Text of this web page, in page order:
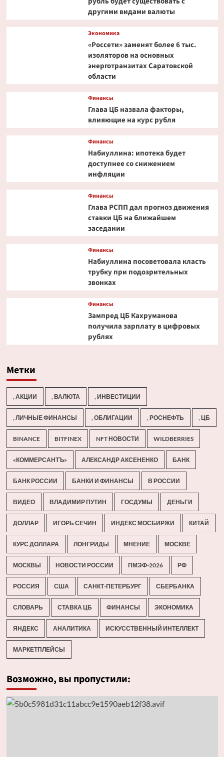
другими видами валюты
Экономика
«Россети» заменят более 6 тыс.
изоляторов на основных
энерготранзитах Саратовской
области
Финансы
Глава ЦБ назвала факторы,
влияющие на курс рубля
Финансы
Набиуллина: ипотека будет
доступнее со снижением
инфляции
Финансы
Глава РСПП дал прогноз движения
ставки ЦБ на ближайшем
заседании
Финансы
Набиуллина посоветовала класть
трубку при подозрительных
звонках
Финансы
Зампред ЦБ Кахруманова
получила зарплату в цифровых
рублях
Метки
, АКЦИИ , ВАЛЮТА , ИНВЕСТИЦИИ
, ЛИЧНЫЕ ФИНАНСЫ , ОБЛИГАЦИИ , РОСНЕФТЬ , ЦБ
BINANCE BITFINEX NFT НОВОСТИ WILDBERRIES
«КОММЕРСАНТЪ» АЛЕКСАНДР АКСЕНЕНКО БАНК
БАНК РОССИИ БАНКИ И ФИНАНСЫ В РОССИИ
ВИДЕО ВЛАДИМИР ПУТИН ГОСДУМЫ ДЕНЬГИ
ДОЛЛАР ИГОРЬ СЕЧИН ИНДЕКС МОСБИРЖИ КИТАЙ
КУРС ДОЛЛАРА ЛОНГРИДЫ МНЕНИЕ МОСКВЕ
МОСКВЫ НОВОСТИ РОССИИ ПМЭФ-2026 РФ
РОССИЯ США САНКТ-ПЕТЕРБУРГ СБЕРБАНКА
СЛОВАРЬ СТАВКА ЦБ ФИНАНСЫ ЭКОНОМИКА
ЯНДЕКС АНАЛИТИКА ИСКУССТВЕННЫЙ ИНТЕЛЛЕКТ
МАРКЕТПЛЕЙСЫ
Возможно, вы пропустили: